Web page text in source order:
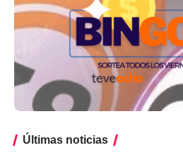
Últimas noticias